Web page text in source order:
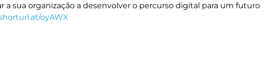
a sua organização a desenvolver o percurso digital para um futuro
oyAWX